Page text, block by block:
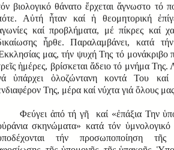
βιολογικό θάνατο ἔρχεται ἄγνωστο τό
Αὐτή ἦταν καί ἡ θεομητορική
καί προβλήματα, μέ πίκρες καί
ἦρθε. Παραλαμβάνει, κατά
μας, τήν ψυχή Της τό μονάκριβο
ἡμέρες, βρίσκεται ἄδειο τό μνήμα Της.
ὑπάρχει ὁλοζώντανη κοντά Του
Της, μέρα καί νύχτα γιά ὅλους
Φεύγει ἀπό τή γῆ καί «ἐπάξια Την
σκηνώματα» κατά τόν
τήν προσωποποίηση τῆς